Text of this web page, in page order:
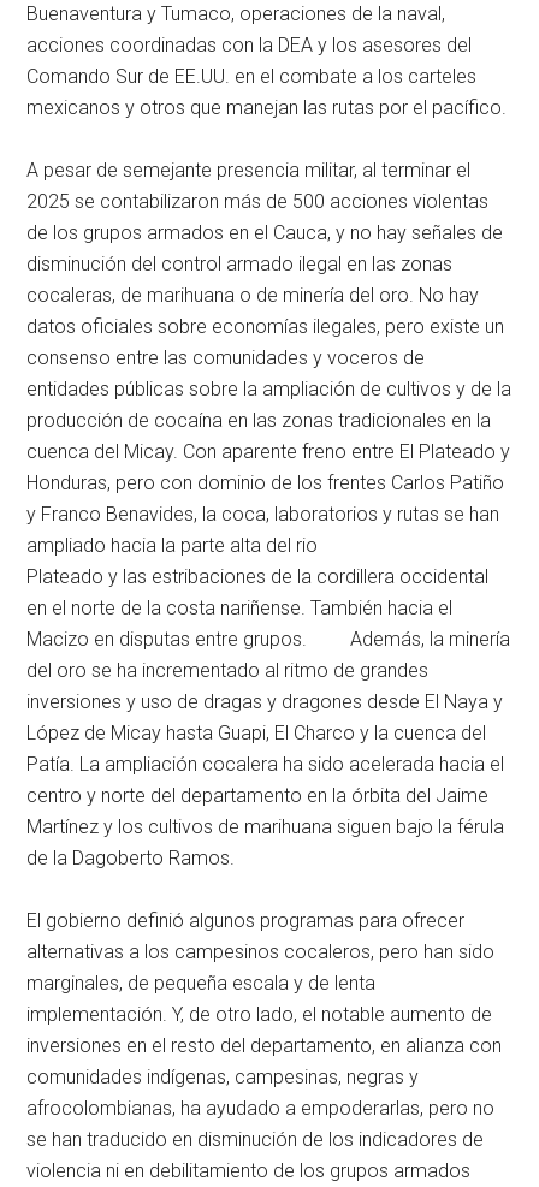
Buenaventura y Tumaco, operaciones de la naval,
acciones coordinadas con la DEA y los asesores del
Comando Sur de EE.UU. en el combate a los carteles
mexicanos y otros que manejan las rutas por el pacífico.
A pesar de semejante presencia militar, al terminar el
2025 se contabilizaron más de 500 acciones violentas
de los grupos armados en el Cauca, y no hay señales de
disminución del control armado ilegal en las zonas
cocaleras, de marihuana o de minería del oro. No hay
datos oficiales sobre economías ilegales, pero existe un
consenso entre las comunidades y voceros de
entidades públicas sobre la ampliación de cultivos y de la
producción de cocaína en las zonas tradicionales en la
cuenca del Micay. Con aparente freno entre El Plateado y
Honduras, pero con dominio de los frentes Carlos Patiño
y Franco Benavides, la coca, laboratorios y rutas se han
ampliado hacia la parte alta del rio
Plateado y las estribaciones de la cordillera occidental
en el norte de la costa nariñense. También hacia el
Macizo en disputas entre grupos. Además, la minería
del oro se ha incrementado al ritmo de grandes
inversiones y uso de dragas y dragones desde El Naya y
López de Micay hasta Guapi, El Charco y la cuenca del
Patía. La ampliación cocalera ha sido acelerada hacia el
centro y norte del departamento en la órbita del Jaime
Martínez y los cultivos de marihuana siguen bajo la férula
de la Dagoberto Ramos.
El gobierno definió algunos programas para ofrecer
alternativas a los campesinos cocaleros, pero han sido
marginales, de pequeña escala y de lenta
implementación. Y, de otro lado, el notable aumento de
inversiones en el resto del departamento, en alianza con
comunidades indígenas, campesinas, negras y
afrocolombianas, ha ayudado a empoderarlas, pero no
se han traducido en disminución de los indicadores de
violencia ni en debilitamiento de los grupos armados